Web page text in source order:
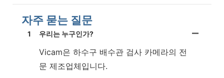
자주 묻는 질문
1 우리는 누구인가?
Vicam은 하수구 배수관 검사 카메라의 전
문 제조업체입니다.